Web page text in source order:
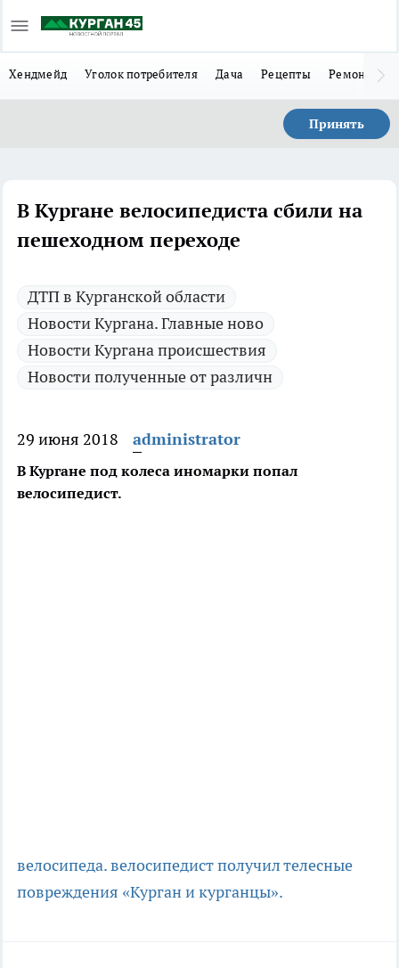
Хендмейд Уголок потребителя Дача Рецепты Ремонт
Принять
В Кургане велосипедиста сбили на
пешеходном переходе
ДТП в Курганской области
Новости Кургана. Главные ново
Новости Кургана происшествия
Новости полученные от различн
29 июня 2018 administrator
В Кургане под колеса иномарки попал
велосипедист.
велосипеда.велосипедист получил телесные
повреждения «Курган и курганцы».